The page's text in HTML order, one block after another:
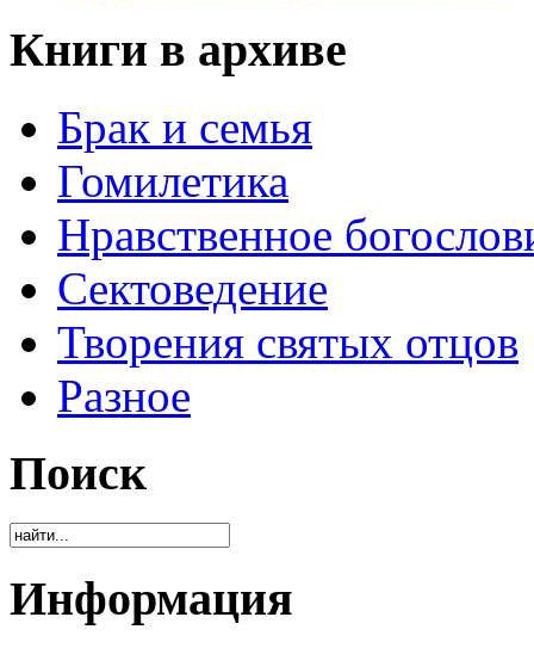
Книги в архиве
Брак и семья
Гомилетика
Нравственное
Сектоведение
Творения святых отцов
Разное
Поиск
Информация